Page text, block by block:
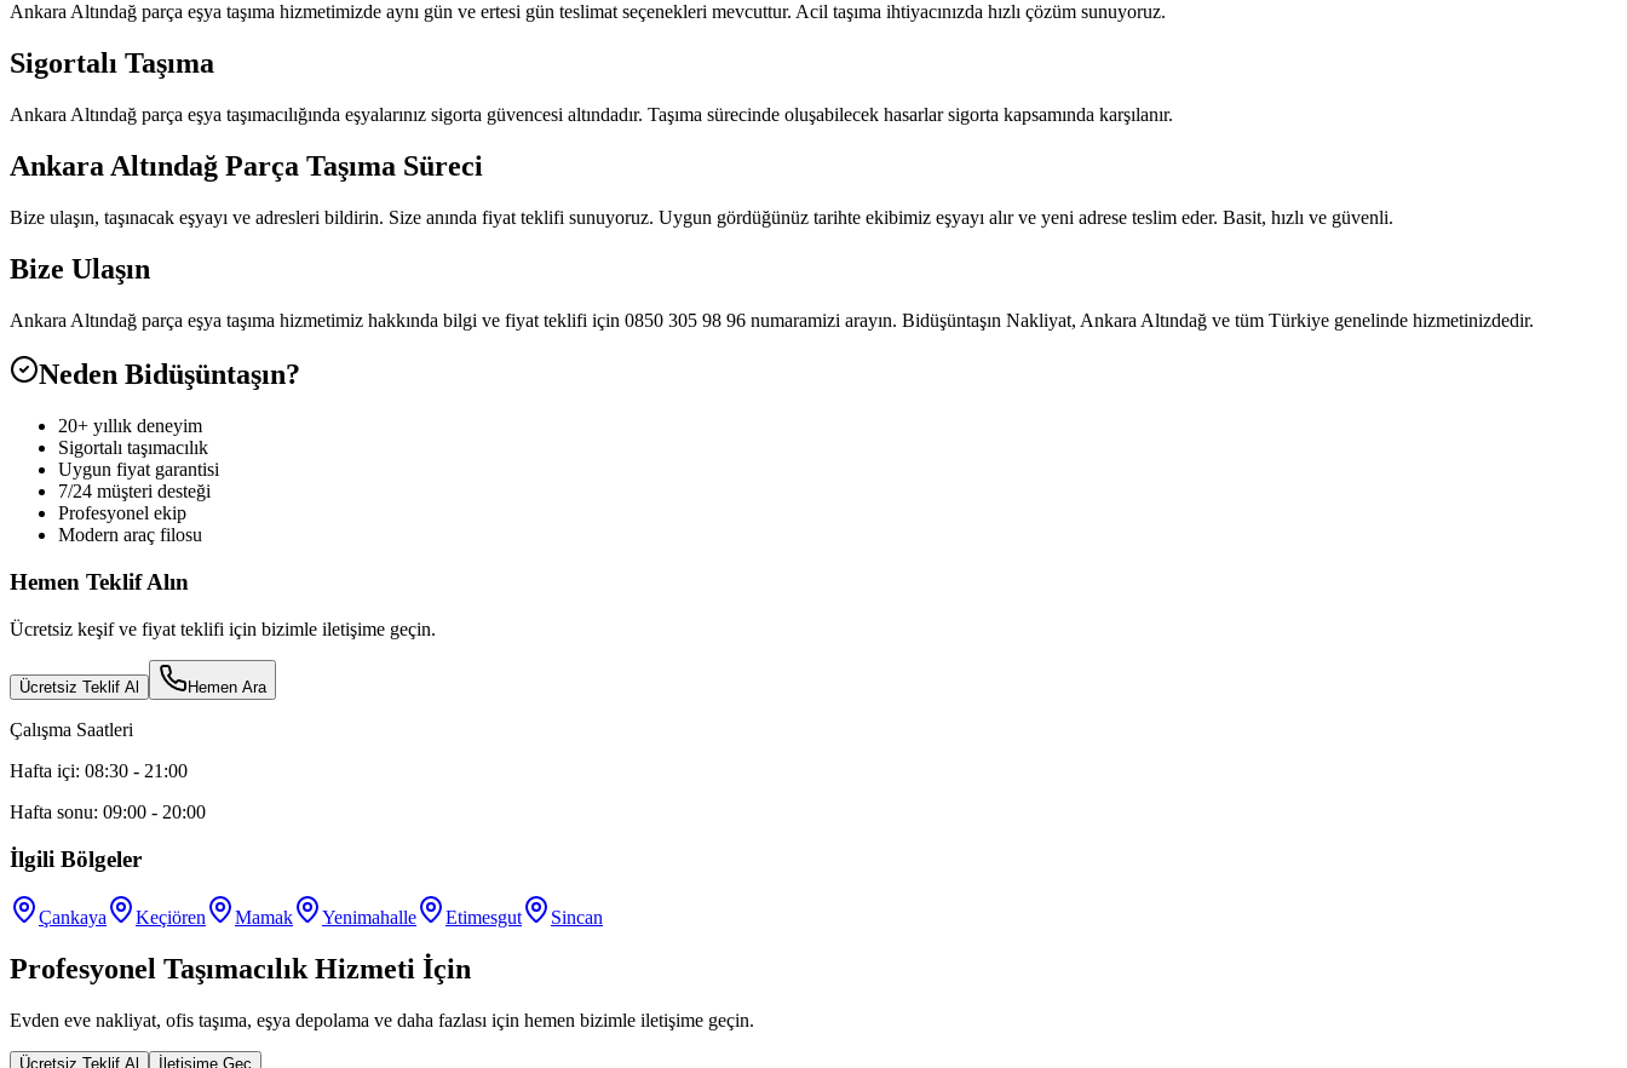
Ankara Altındağ parça eşya taşıma hizmetimizde aynı gün ve ertesi gün teslimat seçenekleri mevcuttur. Acil taşıma ihtiyacınızda hızlı çözüm sunuyoruz.
Sigortalı Taşıma
Ankara Altındağ parça eşya taşımacılığında eşyalarınız sigorta güvencesi altındadır. Taşıma sürecinde oluşabilecek hasarlar sigorta kapsamında karşılanır.
Ankara Altındağ Parça Taşıma Süreci
Bize ulaşın, taşınacak eşyayı ve adresleri bildirin. Size anında fiyat teklifi sunuyoruz. Uygun gördüğünüz tarihte ekibimiz eşyayı alır ve yeni adrese teslim eder. Basit, hızlı ve güvenli.
Bize Ulaşın
Ankara Altındağ parça eşya taşıma hizmetimiz hakkında bilgi ve fiyat teklifi için 0850 305 98 96 numaramizi arayın. Bidüşüntaşın Nakliyat, Ankara Altındağ ve tüm Türkiye genelinde hizmetinizdedir.
Neden Bidüşüntaşın?
20+ yıllık deneyim
Sigortalı taşımacılık
Uygun fiyat garantisi
7/24 müşteri desteği
Profesyonel ekip
Modern araç filosu
Hemen Teklif Alın
Ücretsiz keşif ve fiyat teklifi için bizimle iletişime geçin.
Ücretsiz Teklif Al Hemen Ara
Çalışma Saatleri
Hafta içi: 08:30 - 21:00
Hafta sonu: 09:00 - 20:00
İlgili Bölgeler
Çankaya Keçiören Mamak Yenimahalle Etimesgut Sincan
Profesyonel Taşımacılık Hizmeti İçin
Evden eve nakliyat, ofis taşıma, eşya depolama ve daha fazlası için hemen bizimle iletişime geçin.
Ücretsiz Teklif Al İletişime Geç